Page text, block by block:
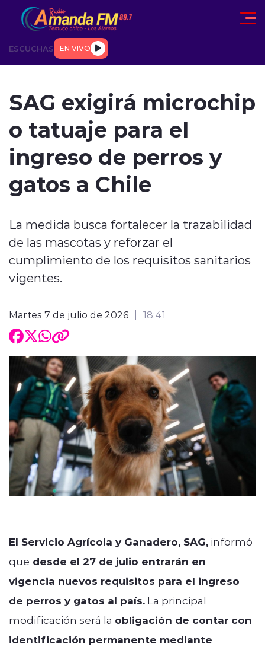
Click acá para ir directamente al contenido
ESCUCHAS EN VIVO
DEPORTES INTERNACIONAL
modo claro
SAG exigirá microchip
o tatuaje para el
ingreso de perros y
gatos a Chile
La medida busca fortalecer la trazabilidad
de las mascotas y reforzar el
cumplimiento de los requisitos sanitarios
vigentes.
Martes 7 de julio de 2026 18:41
El Servicio Agrícola y Ganadero, SAG, informó
que desde el 27 de julio entrarán en
vigencia nuevos requisitos para el ingreso
de perros y gatos al país. La principal
modificación será la obligación de contar con
identificación permanente mediante